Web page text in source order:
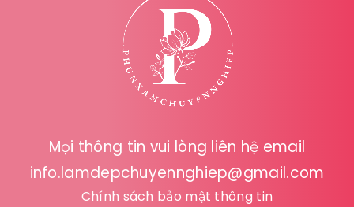
Mọi thông tin vui lòng liên hệ email
info.lamdepchuyennghiep@gmail.com
Chính sách bảo mật thông tin